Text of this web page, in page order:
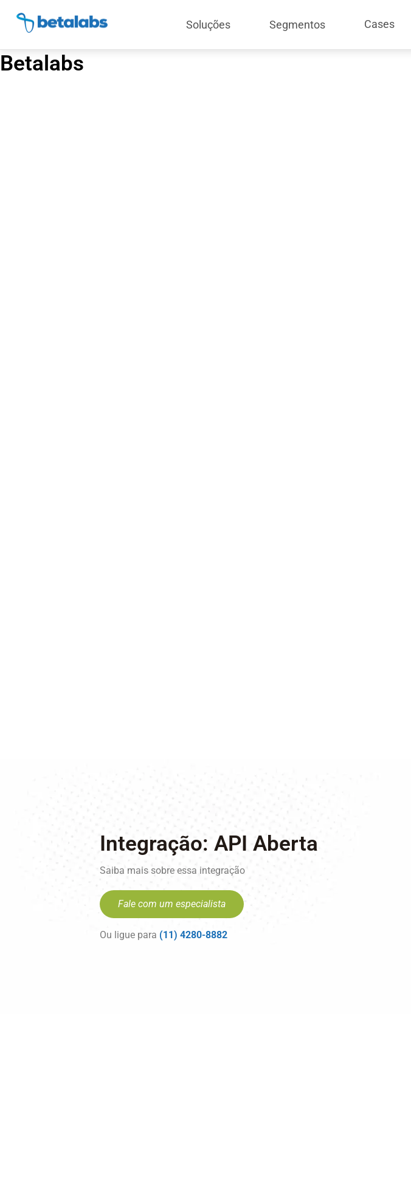
Soluções Segmentos Cases
Betalabs
Integração: API Aberta
Saiba mais sobre essa integração
Fale com um especialista
Ou ligue para (11) 4280-8882